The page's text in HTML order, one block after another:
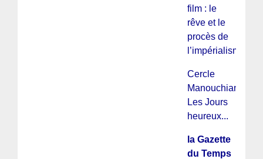
film : le
rêve et le
procès de
l’impérialisme...
Cercle
Manouchian :
Les Jours
heureux...
la Gazette
du Temps